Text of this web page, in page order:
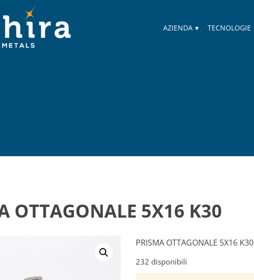
AZIENDA ▾ TECNOLOGIE
OTTAGONALE 5X16 K30
PRISMA OTTAGONALE 5X16 K30
232 disponibili